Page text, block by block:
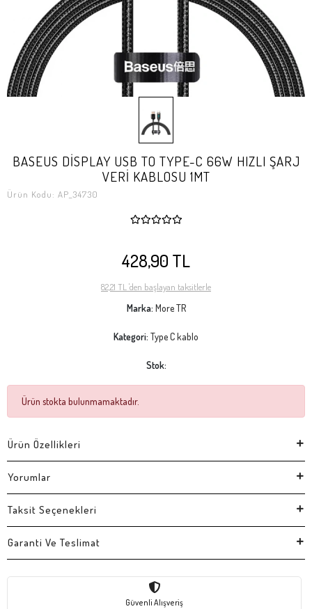
BASEUS DİSPLAY USB TO TYPE-C 66W HIZLI ŞARJ
VERİ KABLOSU 1MT
Ürün Kodu: AP_34730
428,90 TL
82,21 TL 'den başlayan taksitlerle
Marka: More TR
Kategori: Type C kablo
Stok:
Ürün stokta bulunmamaktadır.
Ürün Özellikleri
Yorumlar
Taksit Seçenekleri
Garanti Ve Teslimat
Güvenli Alışveriş